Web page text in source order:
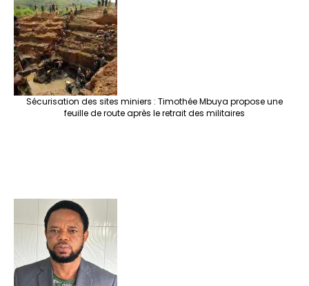
Sécurisation des sites miniers : Timothée Mbuya propose une
feuille de route après le retrait des militaires